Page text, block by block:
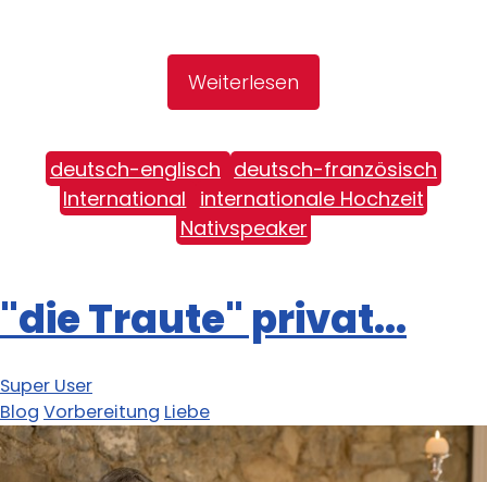
Weiterlesen
deutsch-englisch deutsch-französisch
International internationale Hochzeit
Nativspeaker
"die Traute" privat...
Super User
Blog Vorbereitung Liebe